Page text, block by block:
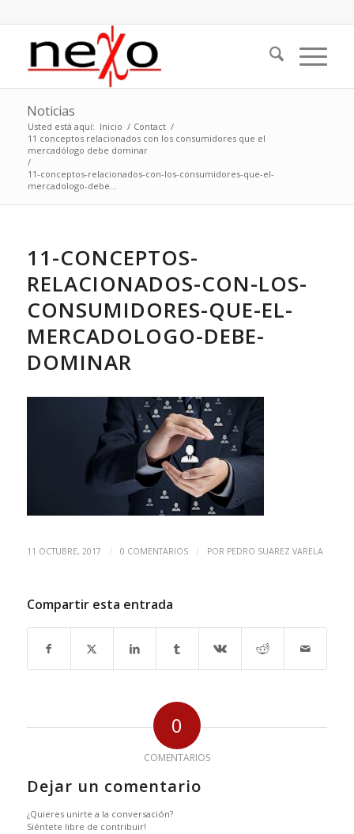
Noticias
Usted está aquí: Inicio / Contact /
11 conceptos relacionados con los consumidores que el
mercadólogo debe dominar
/
11-conceptos-relacionados-con-los-consumidores-que-el-
mercadologo-debe...
11-CONCEPTOS-
RELACIONADOS-CON-LOS-
CONSUMIDORES-QUE-EL-
MERCADOLOGO-DEBE-
DOMINAR
11 OCTUBRE, 2017 / 0 COMENTARIOS / POR PEDRO SUAREZ VARELA
Compartir esta entrada
0
COMENTARIOS
Dejar un comentario
¿Quieres unirte a la conversación?
Siéntete libre de contribuir!